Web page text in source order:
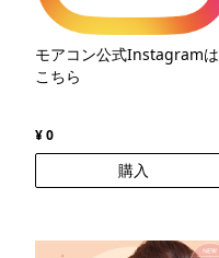
モアコン公式Instagramは
こちら
¥ 0
購入